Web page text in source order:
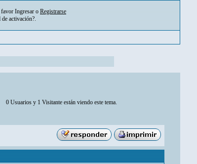
favor Ingresar o Registrarse
de activación?.
0 Usuarios y 1 Visitante están viendo este tema.